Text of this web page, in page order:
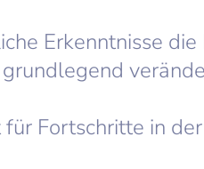
Erkenntnisse
Fortschritte in